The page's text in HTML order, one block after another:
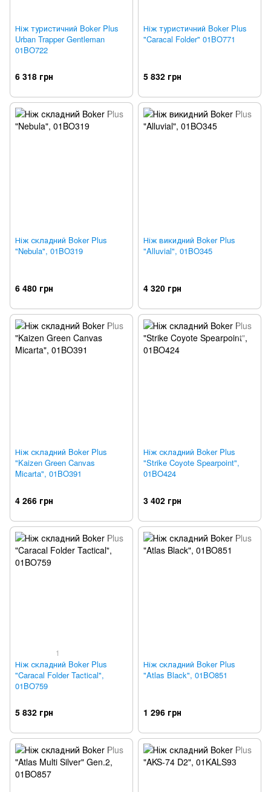
Ніж туристичний Boker Plus
Urban Trapper Gentleman
01BO722
6 318 грн
Ніж туристичний Boker Plus
"Caracal Folder" 01BO771
5 832 грн
Ніж складний Boker Plus
"Nebula", 01BO319
6 480 грн
Ніж викидний Boker Plus
"Alluvial", 01BO345
4 320 грн
Ніж складний Boker Plus
"Kaizen Green Canvas
Micarta", 01BO391
4 266 грн
Ніж складний Boker Plus
"Strike Coyote Spearpoint",
01BO424
3 402 грн
1
Ніж складний Boker Plus
"Caracal Folder Tactical",
01BO759
5 832 грн
Ніж складний Boker Plus
"Atlas Black", 01BO851
1 296 грн